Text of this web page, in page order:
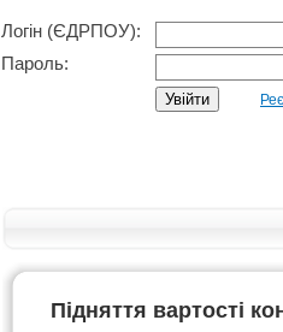
Логін (ЄДРПОУ):
Пароль:
Підняття вартості